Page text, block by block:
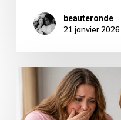
beauteronde
21 janvier 2026
Camispam204
un